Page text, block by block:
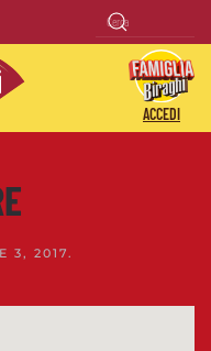
ACCEDI
3, 2017.